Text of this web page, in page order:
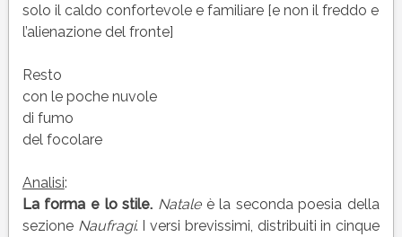
solo il caldo confortevole e familiare [e non il freddo e
l’alienazione del fronte]
Resto
con le poche nuvole
di fumo
del focolare
Analisi:
La forma e lo stile. Nataleè la seconda poesia della
sezione Naufragi. I versi brevissimi, distribuiti in cinque